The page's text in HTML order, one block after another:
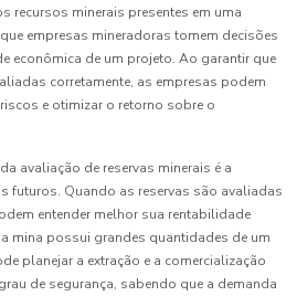
recursos minerais presentes em uma
empresas mineradoras tomem decisões
econômica de um projeto. Ao garantir que
corretamente, as empresas podem
e otimizar o retorno sobre o
avaliação de reservas minerais é a
futuros. Quando as reservas são avaliadas
entender melhor sua rentabilidade
mina possui grandes quantidades de um
planejar a extração e a comercialização
de segurança, sabendo que a demanda